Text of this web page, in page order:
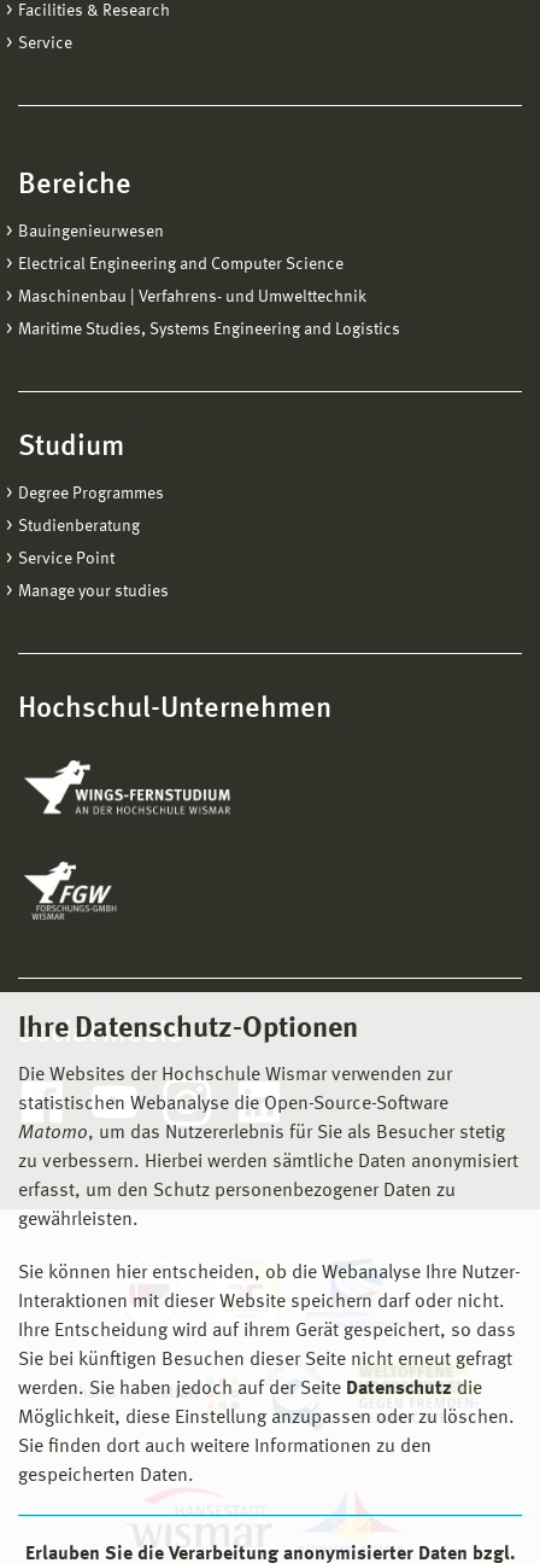
Ihre Datenschutz-Optionen
Die Websites der Hochschule Wismar verwenden zur
statistischen Webanalyse die Open-Source-Software
Matomo, um das Nutzererlebnis für Sie als Besucher stetig
zu verbessern. Hierbei werden sämtliche Daten anonymisiert
erfasst, um den Schutz personenbezogener Daten zu
gewährleisten.
Sie können hier entscheiden, ob die Webanalyse Ihre Nutzer-
Interaktionen mit dieser Website speichern darf oder nicht.
Ihre Entscheidung wird auf ihrem Gerät gespeichert, so dass
Sie bei künftigen Besuchen dieser Seite nicht erneut gefragt
werden. Sie haben jedoch auf der Seite Datenschutz die
Möglichkeit, diese Einstellung anzupassen oder zu löschen.
Sie finden dort auch weitere Informationen zu den
gespeicherten Daten.
Erlauben Sie die Verarbeitung anonymisierter Daten bzgl.
Facilities & Research
Service
Bereiche
Bauingenieurwesen
Electrical Engineering and Computer Science
Maschinenbau | Verfahrens- und Umwelttechnik
Maritime Studies, Systems Engineering and Logistics
Studium
Degree Programmes
Studienberatung
Service Point
Manage your studies
Hochschul-Unternehmen
Social Media